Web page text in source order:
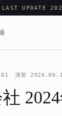
LAST UPDATE
更新